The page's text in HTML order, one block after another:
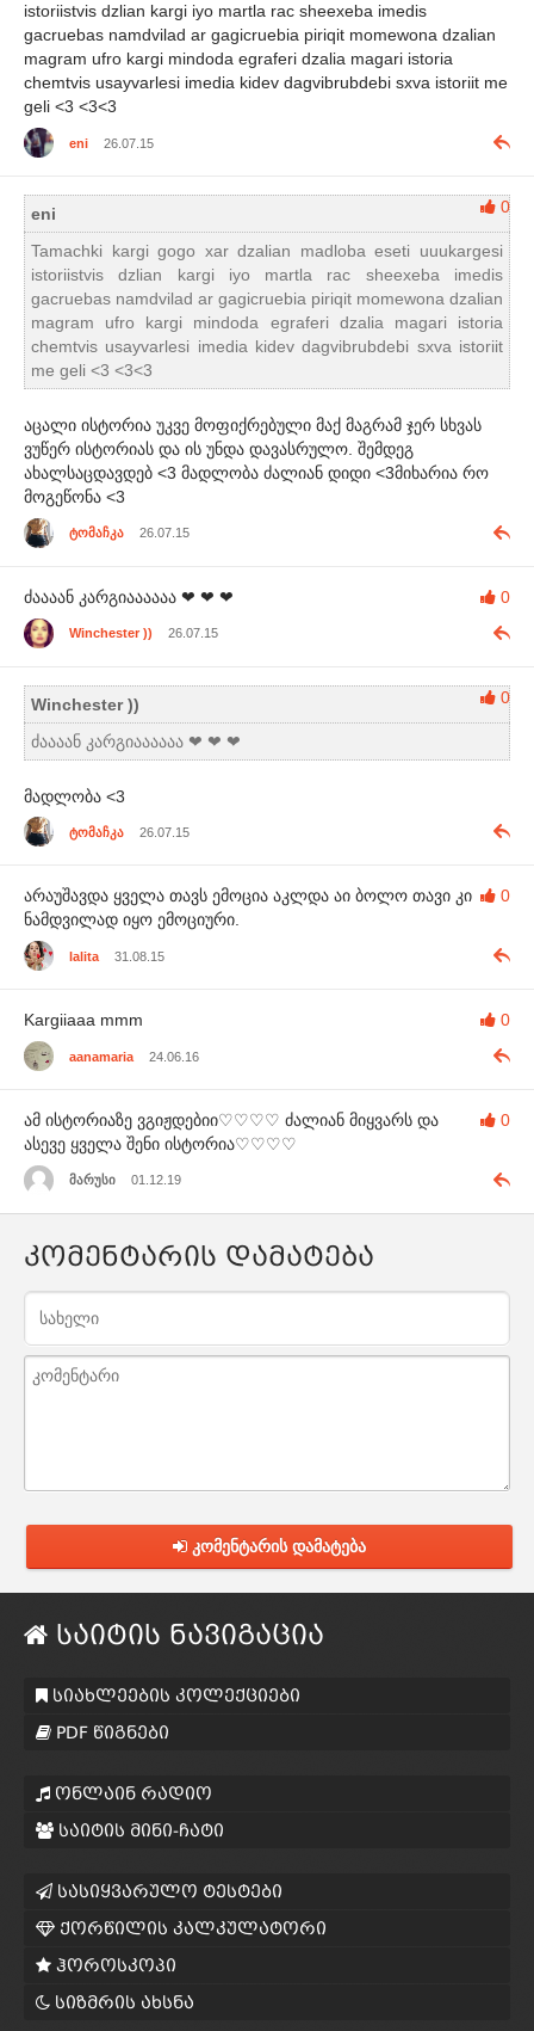
istoriistvis dzlian kargi iyo martla rac sheexeba imedis
gacruebas namdvilad ar gagicruebia piriqit momewona dzalian
magram ufro kargi mindoda egraferi dzalia magari istoria
chemtvis usayvarlesi imedia kidev dagvibrubdebi sxva istoriit me
geli <3 <3<3
eni 26.07.15
0
eni
Tamachki kargi gogo xar dzalian madloba eseti uuukargesi
istoriistvis dzlian kargi iyo martla rac sheexeba imedis
gacruebas namdvilad ar gagicruebia piriqit momewona dzalian
magram ufro kargi mindoda egraferi dzalia magari istoria
chemtvis usayvarlesi imedia kidev dagvibrubdebi sxva istoriit
me geli <3 <3<3
აცალი ისტორია უკვე მოფიქრებული მაქ მაგრამ ჯერ სხვას
ვუწერ ისტორიას და ის უნდა დავასრულო. შემდეგ
ახალსაცდავდებ <3 მადლობა ძალიან დიდი <3მიხარია რო
მოგეწონა <3
ტომაჩკა 26.07.15
0
ძაააან კარგიაააააა ❤ ❤ ❤
Winchester )) 26.07.15
0
Winchester ))
ძაააან კარგიაააააა ❤ ❤ ❤
მადლობა <3
ტომაჩკა 26.07.15
0
არაუშავდა ყველა თავს ემოცია აკლდა აი ბოლო თავი კი
ნამდვილად იყო ემოციური.
lalita 31.08.15
0
Kargiiaaa mmm
aanamaria 24.06.16
0
ამ ისტორიაზე ვგიჟდებიი♡♡♡♡ ძალიან მიყვარს და
ასევე ყველა შენი ისტორია♡♡♡♡
მარუსი 01.12.19
კომენტარის დამატება
კომენტარის დამატება
საიტის ნავიგაცია
სიახლეების კოლექციები
PDF წიგნები
ონლაინ რადიო
საიტის მინი-ჩატი
სასიყვარულო ტესტები
ქორწილის კალკულატორი
ჰოროსკოპი
სიზმრის ახსნა